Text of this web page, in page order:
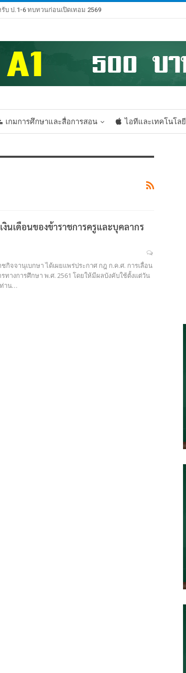
บ ป.1-6 ทบทวนก่อนเปิดเทอม 2569
เกมการศึกษาและสื่อการสอน ไอทีและเทคโนโลยี
นเดือนของข้าราชการครูและบุคลากร
กิจจานุเบกษา ได้เผยแพร่ประกาศ กฎ ก.ค.ศ. การเลื่อน
ทางการศึกษา พ.ศ. 2561 โดยให้มีผลบังคับใช้ตั้งแต่วัน
าน…